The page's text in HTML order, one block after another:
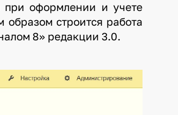
при оформлении и учете
строится работа
8» редакции 3.0.